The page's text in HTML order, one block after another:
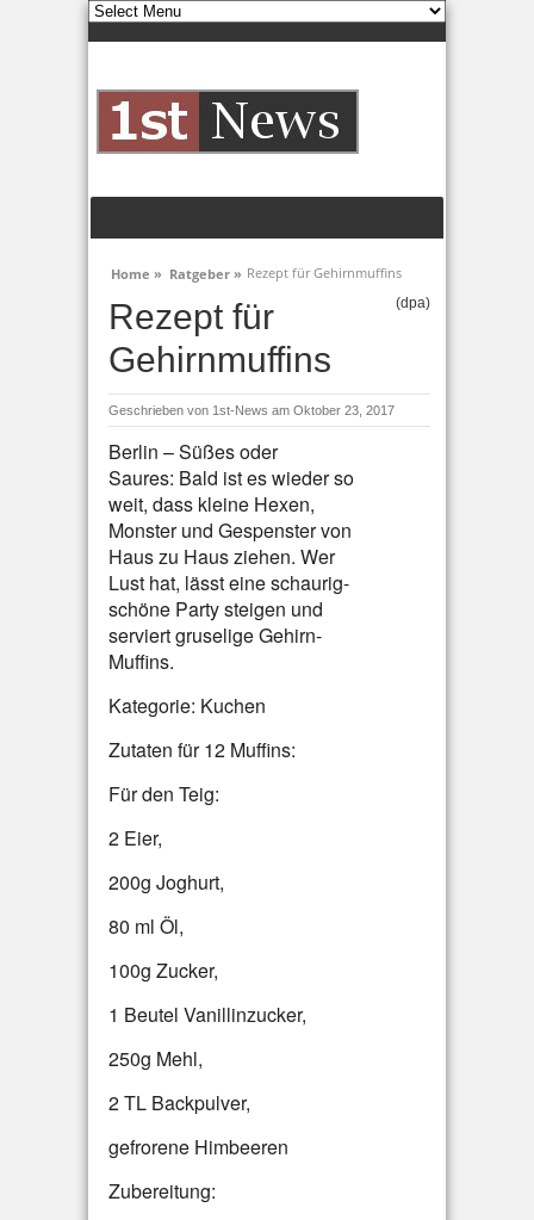
Home » Ratgeber » Rezept für Gehirnmuffins
Rezept für
Gehirnmuffins
(dpa)
Geschrieben von 1st-News am Oktober 23, 2017
Berlin – Süßes oder
Saures: Bald ist es wieder so
weit, dass kleine Hexen,
Monster und Gespenster von
Haus zu Haus ziehen. Wer
Lust hat, lässt eine schaurig-
schöne Party steigen und
serviert gruselige Gehirn-
Muffins.
Kategorie: Kuchen
Zutaten für 12 Muffins:
Für den Teig:
2 Eier,
200g Joghurt,
80 ml Öl,
100g Zucker,
1 Beutel Vanillinzucker,
250g Mehl,
2 TL Backpulver,
gefrorene Himbeeren
Zubereitung: